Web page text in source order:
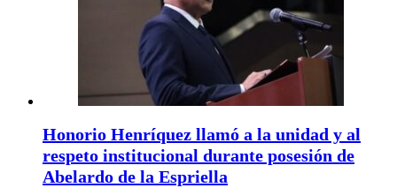
Honorio Henríquez llamó a la unidad y al
respeto institucional durante posesión de
Abelardo de la Espriella